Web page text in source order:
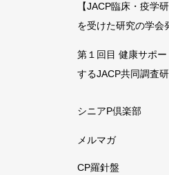
【JACP臨床・疫学
を受けた研究の学会
第１回目 健康サポ
するJACP共同調査
シニアP倶楽部
メルマガ
CP羅針盤